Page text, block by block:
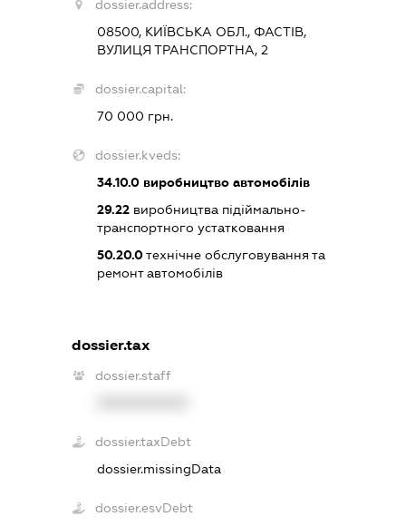
dossier.address:
08500, КИЇВСЬКА ОБЛ., ФАСТІВ,
ВУЛИЦЯ ТРАНСПОРТНА, 2
dossier.capital:
70 000 грн.
dossier.kveds:
34.10.0 виробництво автомобілів
29.22 виробництва підіймально-
транспортного устатковання
50.20.0технічне обслуговування та
ремонт автомобілів
dossier.tax
dossier.staff
dossier.taxDebt
dossier.missingData
dossier.esvDebt